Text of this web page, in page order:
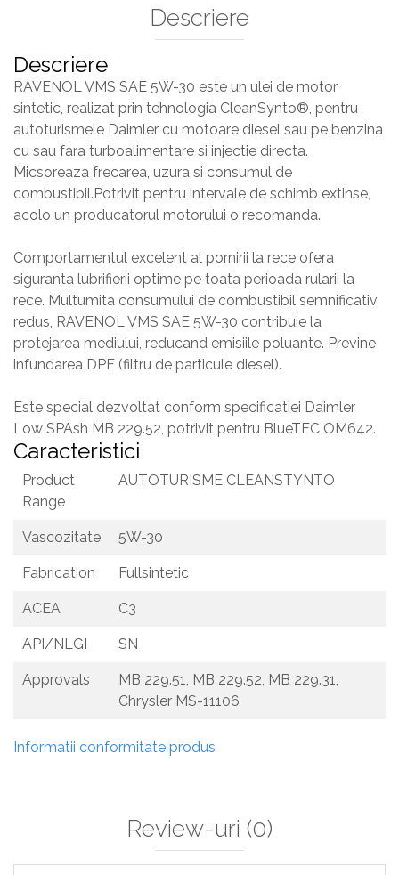
Descriere
Descriere
RAVENOL VMS SAE 5W-30 este un ulei de motor
sintetic, realizat prin tehnologia CleanSynto®, pentru
autoturismele Daimler cu motoare diesel sau pe benzina
cu sau fara turboalimentare si injectie directa.
Micsoreaza frecarea, uzura si consumul de
combustibil.Potrivit pentru intervale de schimb extinse,
acolo un producatorul motorului o recomanda.
Comportamentul excelent al pornirii la rece ofera
siguranta lubrifierii optime pe toata perioada rularii la
rece. Multumita consumului de combustibil semnificativ
redus, RAVENOL VMS SAE 5W-30 contribuie la
protejarea mediului, reducand emisiile poluante. Previne
infundarea DPF (filtru de particule diesel).
Este special dezvoltat conform specificatiei Daimler
Low SPAsh MB 229.52, potrivit pentru BlueTEC OM642.
Caracteristici
Product
Range
AUTOTURISME CLEANSTYNTO
Vascozitate 5W-30
Fabrication Fullsintetic
ACEA C3
API/NLGI SN
Approvals
MB 229.51, MB 229.52, MB 229.31,
Chrysler MS-11106
Informatii conformitate produs
Review-uri (0)